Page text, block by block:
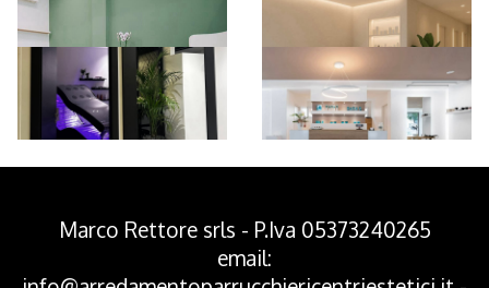
Marco Rettore srls - P.Iva 05373240265
email: